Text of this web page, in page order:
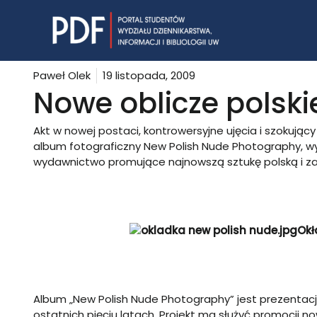
Paweł Olek 19 listopada, 2009
Nowe oblicze
Akt w nowej postaci, kontrowersyjne ujęcia i
album fotograficzny New Polish Nude Photography,
wydawnictwo promujące najnowszą sztukę polską i
Album „New Polish Nude Photography” jest